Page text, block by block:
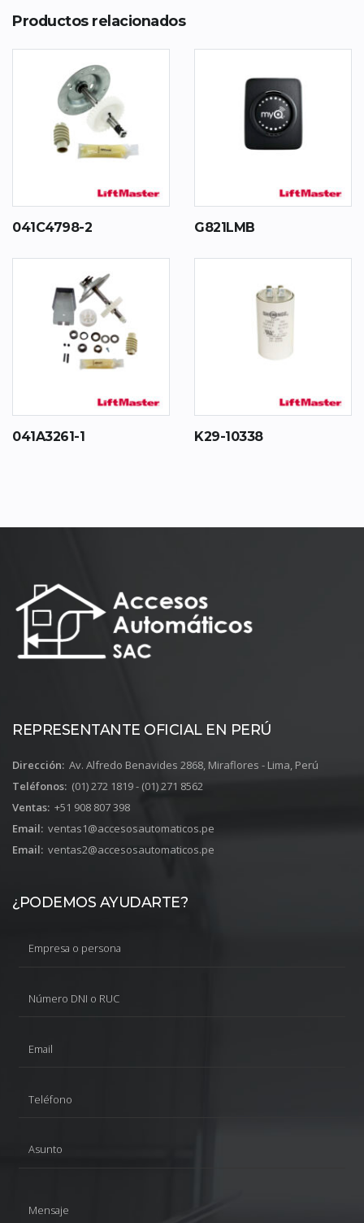
Productos relacionados
041C4798-2 G821LMB
041A3261-1 K29-10338
REPRESENTANTE OFICIAL EN PERÚ
Dirección: Av. Alfredo Benavides 2868, Miraflores - Lima, Perú
Teléfonos: (01) 272 1819 - (01) 271 8562
Ventas: +51 908 807 398
Email: ventas1@accesosautomaticos.pe
Email: ventas2@accesosautomaticos.pe
¿PODEMOS AYUDARTE?